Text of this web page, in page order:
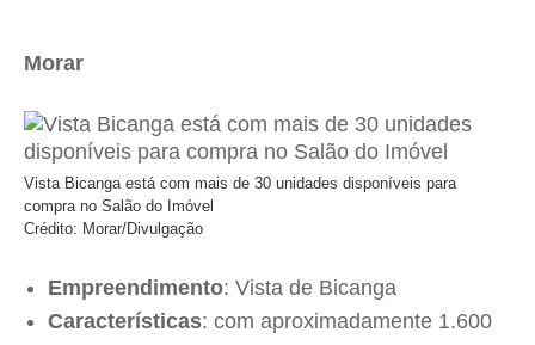
Morar
Vista Bicanga está com mais de 30 unidades disponíveis para
compra no Salão do Imóvel
Crédito: Morar/Divulgação
Empreendimento: Vista de Bicanga
Características: com aproximadamente 1.600